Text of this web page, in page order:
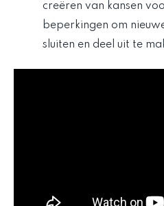
creëren van kansen
beperkingen om
sluiten en deel uit te